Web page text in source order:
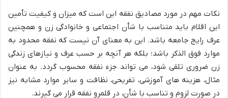
نکات مهم در مورد مصادیق نفقه این است که میزان و کیفیت تأمین
این اقلام باید متناسب با شأن اجتماعی و خانوادگی زن و همچنین
عرف رایج جامعه باشد. این به معنای آن نیست که نفقه محدود به
موارد فوق الذکر باشد؛ بلکه هر آنچه بر حسب عرف و نیازهای زندگی
زن ضروری تلقی شود، می تواند جزء نفقه محسوب گردد. به عنوان
مثال، هزینه های آموزشی، تفریحی، نظافت و سایر موارد مشابه نیز
در صورت لزوم و تناسب با شأن، در قلمرو نفقه قرار می گیرند.